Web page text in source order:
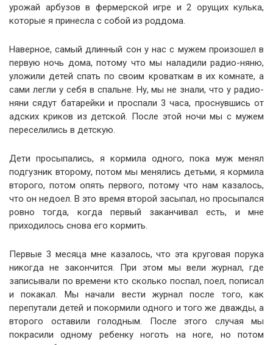
урожай арбузов в фермерской игре и 2 орущих кулька,
которые я принесла с собой из роддома.
Наверное, самый длинный сон у нас с мужем произошел в
первую ночь дома, потому что мы наладили радио-няню,
уложили детей спать по своим кроваткам в их комнате, а
сами легли у себя в спальне. Ну, мы не знали, что у радио-
няни сядут батарейки и проспали 3 часа, проснувшись от
адских криков из детской. После этой ночи мы с мужем
переселились в детскую.
Дети просыпались, я кормила одного, пока муж менял
подгузник второму, потом мы менялись детьми, я кормила
второго, потом опять первого, потому что нам казалось,
что он недоел. В это время второй засыпал, но просыпался
ровно тогда, когда первый заканчивал есть, и мне
приходилось снова его кормить.
Первые 3 месяца мне казалось, что эта круговая порука
никогда не закончится. При этом мы вели журнал, где
записывали по времени кто сколько поспал, поел, пописал
и покакал. Мы начали вести журнал после того, как
перепутали детей и покормили одного и того же дважды, а
второго оставили голодным. После этого случая мы
покрасили одному ребенку ноготь на ноге, но потом